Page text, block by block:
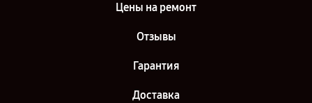
Цены на ремонт
Отзывы
Гарантия
Доставка